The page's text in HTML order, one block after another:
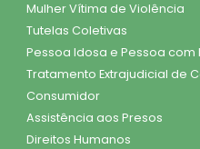
Mulher Vítima de Violência
Tutelas Coletivas
Pessoa Idosa e Pessoa com
Tratamento Extrajudicial de
Consumidor
Assistência aos Presos
Direitos Humanos